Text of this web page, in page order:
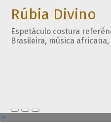
Rúbia Divino
Espetáculo costura
Brasileira, música